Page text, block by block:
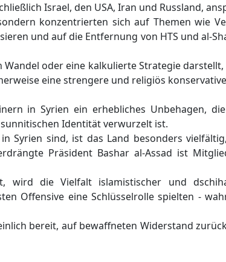
Israel, den USA, Iran und Russland,
konzentrierten sich auf Themen wie
und auf die Entfernung von HTS und al-
Wandel oder eine kalkulierte Strategie
eine strengere und religiös
in Syrien ein erhebliches Unbehagen,
Identität verwurzelt ist.
Syrien sind, ist das Land besonders
Präsident Bashar al-Assad ist
wird die Vielfalt islamistischer und
Offensive eine Schlüsselrolle spielten -
bereit, auf bewaffneten Widerstand